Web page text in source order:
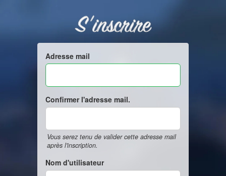
S'inscrire
Adresse mail
Confirmer l'adresse mail.
Vous serez tenu de valider cette adresse mail
après l'inscription.
Nom d'utilisateur